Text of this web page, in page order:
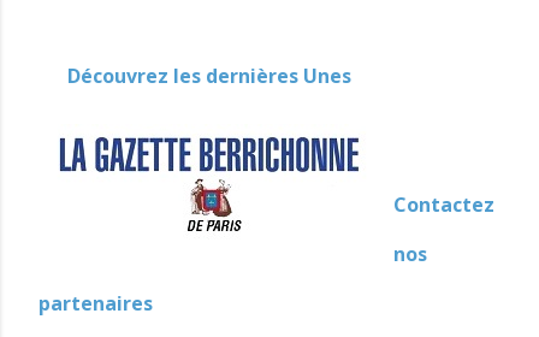
Découvrez les dernières Unes
Contactez
nos
partenaires